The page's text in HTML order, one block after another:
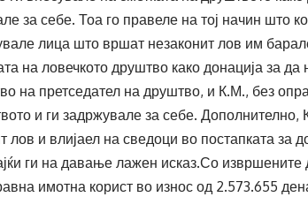
за себе. Тоа го правеле на тој начин што
лица што вршат незаконит лов им
на ловечкото друштво како донација за
на претседател на друштво, и К.М., без
и ги задржувале за себе.
лов и влијаел на сведоци во постапката за
ги на давање лажен исказ.Со извршените
имотна корист во износ од 2.573.655